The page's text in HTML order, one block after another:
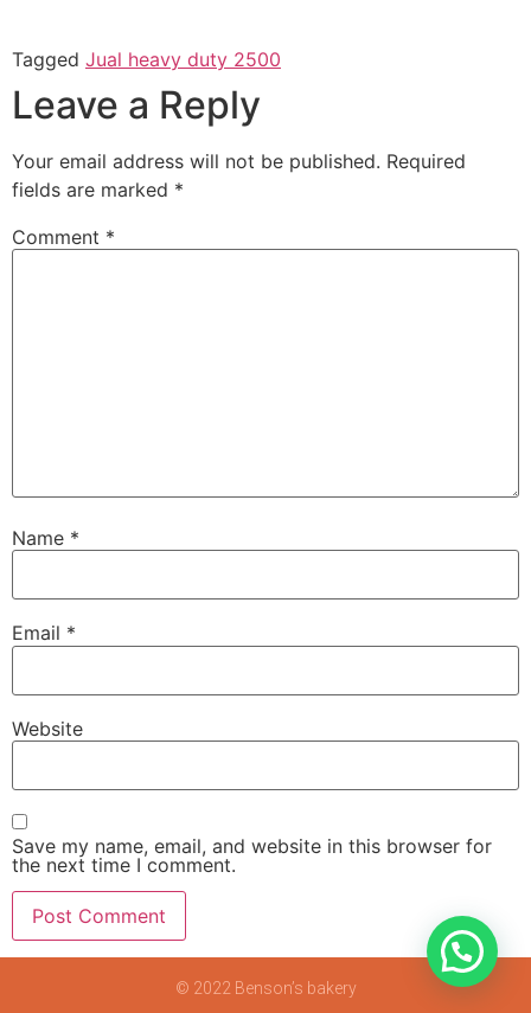
Tagged Jual heavy duty 2500
Leave a Reply
Your email address will not be published. Required
fields are marked *
Comment *
Name *
Email *
Website
Save my name, email, and website in this browser for
the next time I comment.
© 2022 Benson’s bakery